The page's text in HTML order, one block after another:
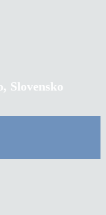
Slovensko